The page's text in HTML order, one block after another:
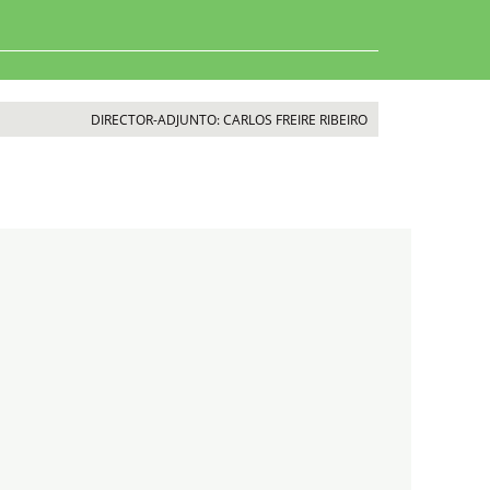
DIRECTOR-ADJUNTO: CARLOS FREIRE RIBEIRO